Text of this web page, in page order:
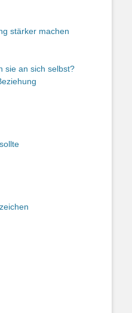
stärker machen
sie an sich selbst?